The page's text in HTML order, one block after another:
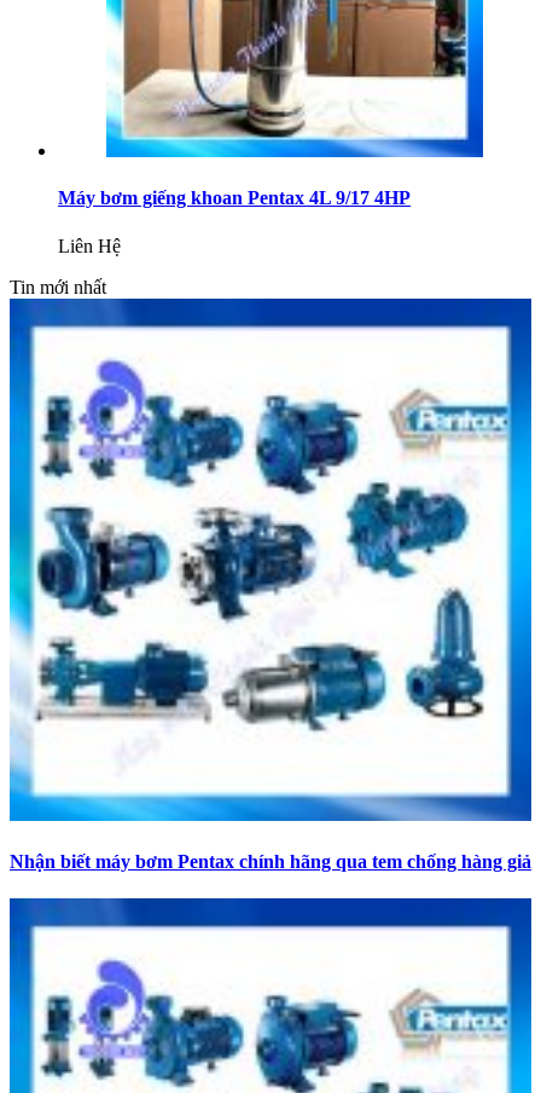
Máy bơm giếng khoan Pentax 4L 9/17 4HP
Liên Hệ
Tin mới nhất
Nhận biết máy bơm Pentax chính hãng qua tem chống hàng giả